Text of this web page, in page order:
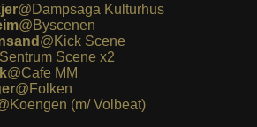
@Dampsaga Kulturhus
@Byscenen
@Kick Scene
Scene x2
@Cafe MM
@Folken
(m/ Volbeat)